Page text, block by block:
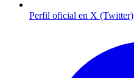
Perfil oficial en X (Twitter)